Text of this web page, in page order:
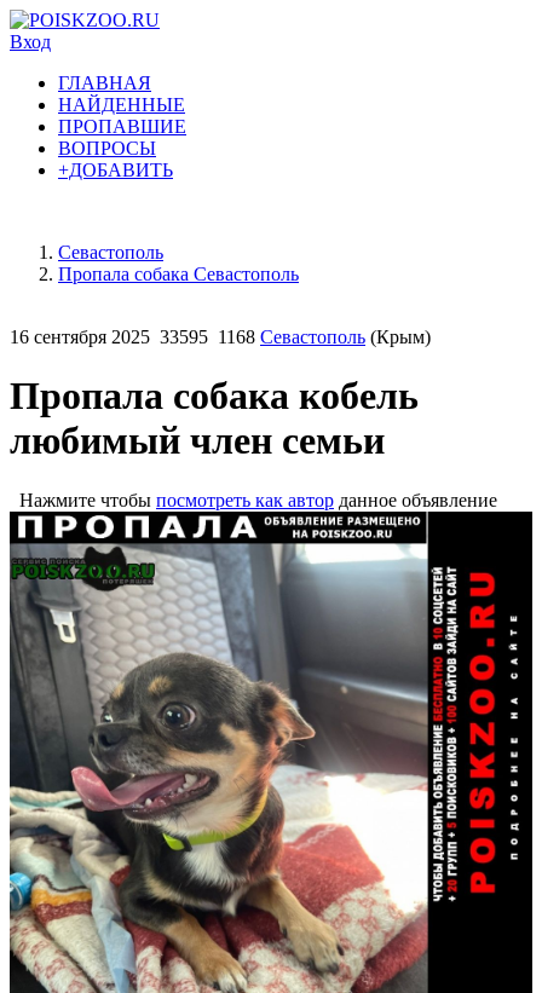
Вход
ГЛАВНАЯ
НАЙДЕННЫЕ
ПРОПАВШИЕ
ВОПРОСЫ
+ДОБАВИТЬ
Севастополь
Пропала собака Севастополь
16 сентября 2025 33595 1168 Севастополь (Крым)
Пропала собака кобель
любимый член семьи
Нажмите чтобы посмотреть как автор данное объявление